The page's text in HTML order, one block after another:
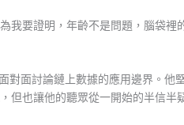
我要證明，年齡不是問題，腦袋
對面討論鏈上數據的應用邊界。他
也讓他的聽眾從一開始的半信半